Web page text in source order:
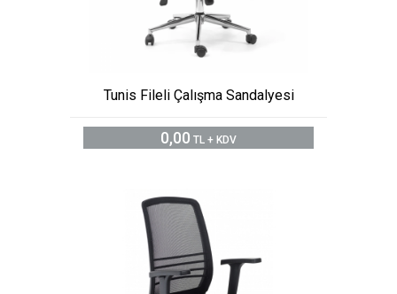
Tunis Fileli Çalışma Sandalyesi
0,00 TL + KDV